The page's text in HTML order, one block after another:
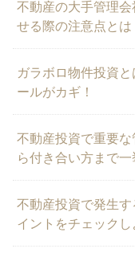
不動産の大手管理
せる際の注意点とは
ガラボロ物件投資
ールがカギ！
不動産投資で重要
ら付き合い方まで一
不動産投資で発生
イントをチェックし